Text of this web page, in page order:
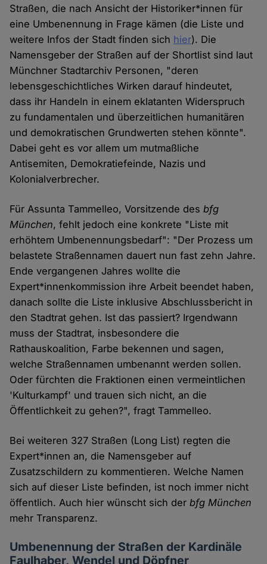
Straßen, die nach Ansicht der Historiker*innen für
eine Umbenennung in Frage kämen (die Liste und
weitere Infos der Stadt finden sich hier). Die
Namensgeber der Straßen auf der Shortlist sind laut
Münchner Stadtarchiv Personen, "deren
lebensgeschichtliches Wirken darauf hindeutet,
dass ihr Handeln in einem eklatanten Widerspruch
zu fundamentalen und überzeitlichen humanitären
und demokratischen Grundwerten stehen könnte".
Dabei geht es vor allem um mutmaßliche
Antisemiten, Demokratiefeinde, Nazis und
Kolonialverbrecher.
Für Assunta Tammelleo, Vorsitzende desbfg
München, fehlt jedoch eine konkrete "Liste mit
erhöhtem Umbenennungsbedarf": "Der Prozess um
belastete Straßennamen dauert nun fast zehn Jahre.
Ende vergangenen Jahres wollte die
Expert*innenkommission ihre Arbeit beendet haben,
danach sollte die Liste inklusive Abschlussbericht in
den Stadtrat gehen. Ist das passiert? Irgendwann
muss der Stadtrat, insbesondere die
Rathauskoalition, Farbe bekennen und sagen,
welche Straßennamen umbenannt werden sollen.
Oder fürchten die Fraktionen einen vermeintlichen
'Kulturkampf' und trauen sich nicht, an die
Öffentlichkeit zu gehen?", fragt Tammelleo.
Bei weiteren 327 Straßen (Long List) regten die
Expert*innen an, die Namensgeber auf
Zusatzschildern zu kommentieren. Welche Namen
sich auf dieser Liste befinden, ist noch immer nicht
öffentlich. Auch hier wünscht sich derbfg München
mehr Transparenz.
Umbenennung der Straßen der Kardinäle
Faulhaber, Wendel und Döpfner